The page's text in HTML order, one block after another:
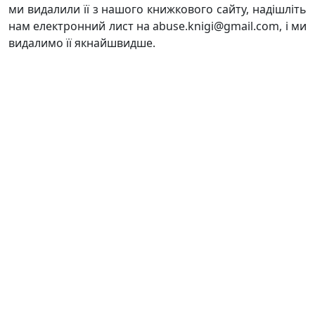
ми видалили її з нашого книжкового сайту, надішліть
нам електронний лист на abuse.knigi@gmail.com, і ми
видалимо її якнайшвидше.